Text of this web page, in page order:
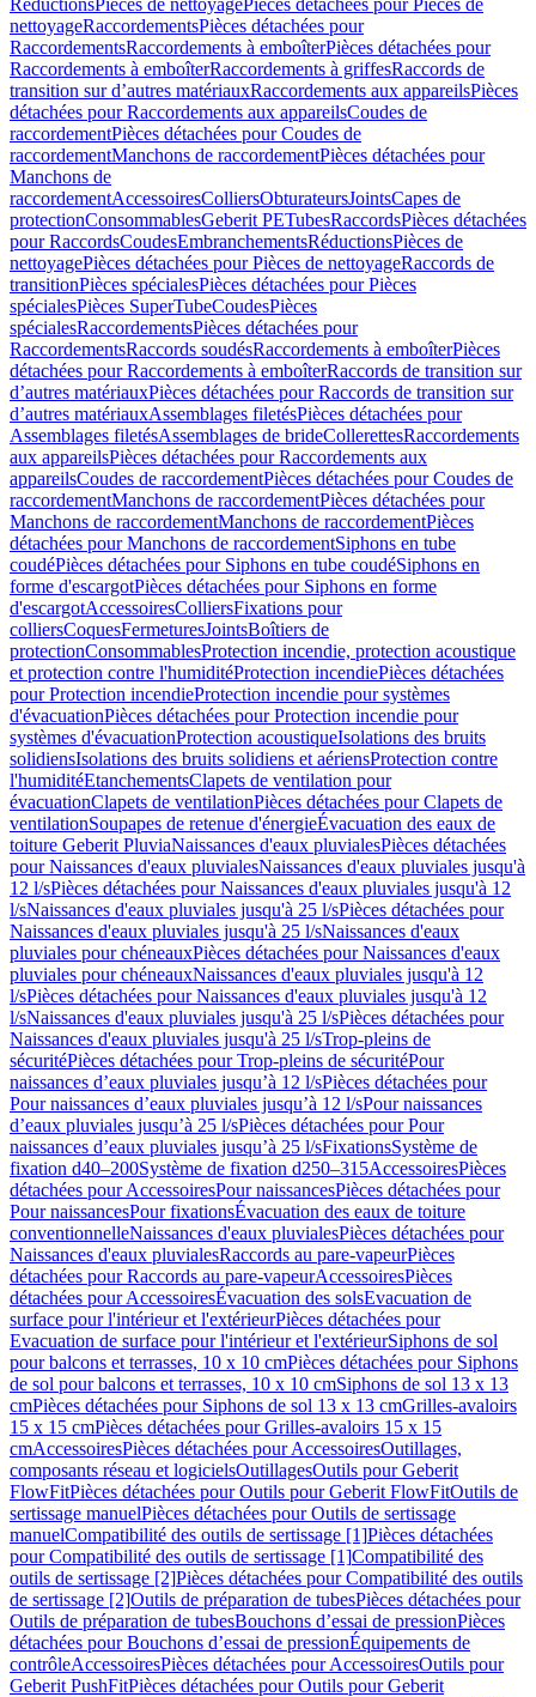
RéductionsPièces de nettoyagePièces détachées pour Pièces de
nettoyageRaccordementsPièces détachées pour
RaccordementsRaccordements à emboîterPièces détachées pour
Raccordements à emboîterRaccordements à griffesRaccords de
transition sur d’autres matériauxRaccordements aux appareilsPièces
détachées pour Raccordements aux appareilsCoudes de
raccordementPièces détachées pour Coudes de
raccordementManchons de raccordementPièces détachées pour
Manchons de
raccordementAccessoiresColliersObturateursJointsCapes de
protectionConsommablesGeberit PETubesRaccordsPièces détachées
pour RaccordsCoudesEmbranchementsRéductionsPièces de
nettoyagePièces détachées pour Pièces de nettoyageRaccords de
transitionPièces spécialesPièces détachées pour Pièces
spécialesPièces SuperTubeCoudesPièces
spécialesRaccordementsPièces détachées pour
RaccordementsRaccords soudésRaccordements à emboîterPièces
détachées pour Raccordements à emboîterRaccords de transition sur
d’autres matériauxPièces détachées pour Raccords de transition sur
d’autres matériauxAssemblages filetésPièces détachées pour
Assemblages filetésAssemblages de brideCollerettesRaccordements
aux appareilsPièces détachées pour Raccordements aux
appareilsCoudes de raccordementPièces détachées pour Coudes de
raccordementManchons de raccordementPièces détachées pour
Manchons de raccordementManchons de raccordementPièces
détachées pour Manchons de raccordementSiphons en tube
coudéPièces détachées pour Siphons en tube coudéSiphons en
forme d'escargotPièces détachées pour Siphons en forme
d'escargotAccessoiresColliersFixations pour
colliersCoquesFermeturesJointsBoîtiers de
protectionConsommablesProtection incendie, protection acoustique
et protection contre l'humiditéProtection incendiePièces détachées
pour Protection incendieProtection incendie pour systèmes
d'évacuationPièces détachées pour Protection incendie pour
systèmes d'évacuationProtection acoustiqueIsolations des bruits
solidiensIsolations des bruits solidiens et aériensProtection contre
l'humiditéEtanchementsClapets de ventilation pour
évacuationClapets de ventilationPièces détachées pour Clapets de
ventilationSoupapes de retenue d'énergieÉvacuation des eaux de
toiture Geberit PluviaNaissances d'eaux pluvialesPièces détachées
pour Naissances d'eaux pluvialesNaissances d'eaux pluviales jusqu'à
12 l/sPièces détachées pour Naissances d'eaux pluviales jusqu'à 12
l/sNaissances d'eaux pluviales jusqu'à 25 l/sPièces détachées pour
Naissances d'eaux pluviales jusqu'à 25 l/sNaissances d'eaux
pluviales pour chéneauxPièces détachées pour Naissances d'eaux
pluviales pour chéneauxNaissances d'eaux pluviales jusqu'à 12
l/sPièces détachées pour Naissances d'eaux pluviales jusqu'à 12
l/sNaissances d'eaux pluviales jusqu'à 25 l/sPièces détachées pour
Naissances d'eaux pluviales jusqu'à 25 l/sTrop-pleins de
sécuritéPièces détachées pour Trop-pleins de sécuritéPour
naissances d’eaux pluviales jusqu’à 12 l/sPièces détachées pour
Pour naissances d’eaux pluviales jusqu’à 12 l/sPour naissances
d’eaux pluviales jusqu’à 25 l/sPièces détachées pour Pour
naissances d’eaux pluviales jusqu’à 25 l/sFixationsSystème de
fixation d40–200Système de fixation d250–315AccessoiresPièces
détachées pour AccessoiresPour naissancesPièces détachées pour
Pour naissancesPour fixationsÉvacuation des eaux de toiture
conventionnelleNaissances d'eaux pluvialesPièces détachées pour
Naissances d'eaux pluvialesRaccords au pare-vapeurPièces
détachées pour Raccords au pare-vapeurAccessoiresPièces
détachées pour AccessoiresÉvacuation des solsEvacuation de
surface pour l'intérieur et l'extérieurPièces détachées pour
Evacuation de surface pour l'intérieur et l'extérieurSiphons de sol
pour balcons et terrasses, 10 x 10 cmPièces détachées pour Siphons
de sol pour balcons et terrasses, 10 x 10 cmSiphons de sol 13 x 13
cmPièces détachées pour Siphons de sol 13 x 13 cmGrilles-avaloirs
15 x 15 cmPièces détachées pour Grilles-avaloirs 15 x 15
cmAccessoiresPièces détachées pour AccessoiresOutillages,
composants réseau et logicielsOutillagesOutils pour Geberit
FlowFitPièces détachées pour Outils pour Geberit FlowFitOutils de
sertissage manuelPièces détachées pour Outils de sertissage
manuelCompatibilité des outils de sertissage [1]Pièces détachées
pour Compatibilité des outils de sertissage [1]Compatibilité des
outils de sertissage [2]Pièces détachées pour Compatibilité des outils
de sertissage [2]Outils de préparation de tubesPièces détachées pour
Outils de préparation de tubesBouchons d’essai de pressionPièces
détachées pour Bouchons d’essai de pressionÉquipements de
contrôleAccessoiresPièces détachées pour AccessoiresOutils pour
Geberit PushFitPièces détachées pour Outils pour Geberit